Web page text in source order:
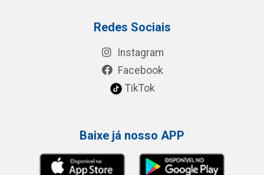
Redes Sociais
Instagram
Facebook
TikTok
Baixe já nosso APP